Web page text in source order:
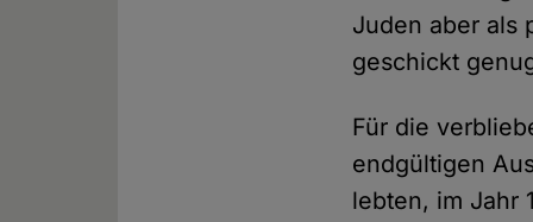
Juden aber als
geschickt
Für die
endgültigen
lebten, im Jahr